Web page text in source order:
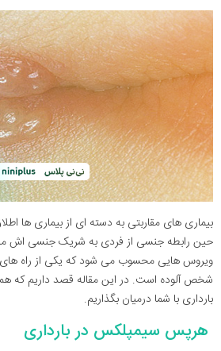
بیماری های مقاربتی به دسته ای از بیماری ها
حین رابطه جنسی از فردی به شریک جنسی اش
ویروس هایی محسوب می شود که یکی از راه های
شخص آلوده است. در این مقاله قصد داریم که
بارداری با شما درمیان بگذاریم.
هرپس سیمپلکس در بارداری